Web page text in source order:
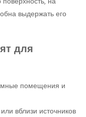
на
выдержать его
для
помещения и
вблизи источников